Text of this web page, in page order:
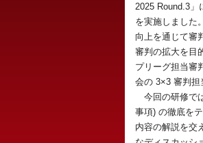
2025 Round.3」
を実施しました
向上を通じて審
審判の拡大を目
プリーグ担当審
会の 3×3 審判担
今回の研修で
事項) の徹底を
内容の解説を交